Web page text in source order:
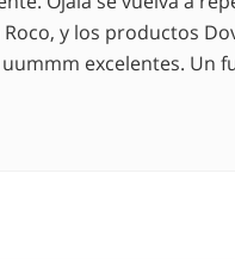
y los productos
excelentes. Un